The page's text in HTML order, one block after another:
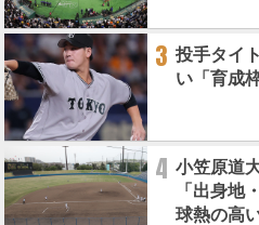
3 投手タイ
い「育成
4 小笠原道
「出身地
球熱の高